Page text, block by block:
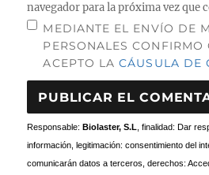
navegador para la próxima vez que
MEDIANTE EL ENVÍO DE
PERSONALES
ACEPTO LACÁUSULA DE
Responsable:Biolaster, S.L , finalidad: Dar
información, legitimación: consentimiento del
comunicarán datos a terceros, derechos: